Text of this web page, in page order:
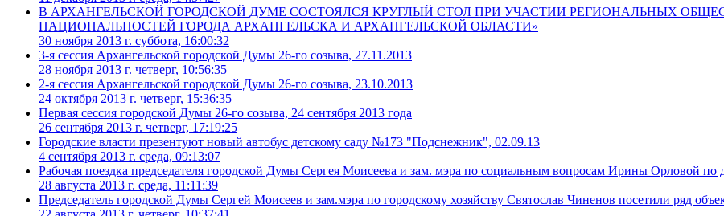
В АРХАНГЕЛЬСКОЙ ГОРОДСКОЙ ДУМЕ СОСТОЯЛСЯ КРУГЛЫЙ СТОЛ ПРИ УЧАСТИИ РЕГИОНАЛЬНЫХ
НАЦИОНАЛЬНОСТЕЙ ГОРОДА АРХАНГЕЛЬСКА И АРХАНГЕЛЬСКОЙ ОБЛАСТИ»
30 ноября 2013 г. суббота, 16:00:32
3-я сессия Архангельской городской Думы 26-го созыва, 27.11.2013
28 ноября 2013 г. четверг, 10:56:35
2-я сессия Архангельской городской Думы 26-го созыва, 23.10.2013
24 октября 2013 г. четверг, 15:36:35
Первая сессия городской Думы 26-го созыва, 24 сентября 2013 года
26 сентября 2013 г. четверг, 17:19:25
Городские власти презентуют новый автобус детскому саду №173 "Подснежник", 02.09.13
4 сентября 2013 г. среда, 09:13:07
Рабочая поездка председателя городской Думы Сергея Моисеева и зам. мэра по социальным вопросам Ирины Орловой по
28 августа 2013 г. среда, 11:11:39
Председатель городской Думы Сергей Моисеев и зам.мэра по городскому хозяйству Святослав Чиненов посетили ряд